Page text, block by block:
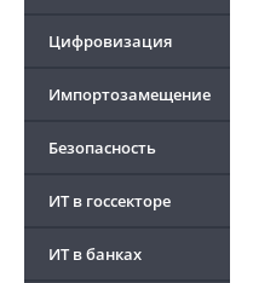
Цифровизация
Импортозамещение
Безопасность
ИТ в госсекторе
ИТ в банках